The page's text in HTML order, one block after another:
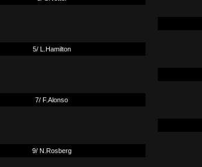
5/ L.Hamilton
7/ F.Alonso
9/ N.Rosberg